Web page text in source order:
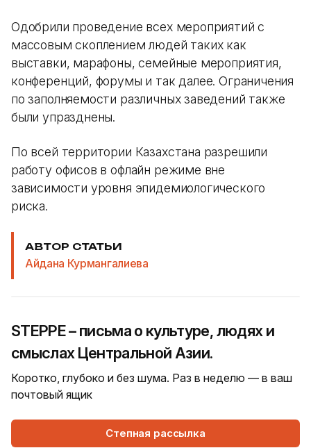
Одобрили проведение всех мероприятий с
массовым скоплением людей таких как
выставки, марафоны, семейные мероприятия,
конференций, форумы и так далее. Ограничения
по заполняемости различных заведений также
были упразднены.
По всей территории Казахстана разрешили
работу офисов в офлайн режиме вне
зависимости уровня эпидемиологического
риска.
АВТОР СТАТЬИ
Айдана Курмангалиева
STEPPE – письма о культуре, людях и
смыслах Центральной Азии.
Коротко, глубоко и без шума. Раз в неделю — в ваш
почтовый ящик
Степная рассылка